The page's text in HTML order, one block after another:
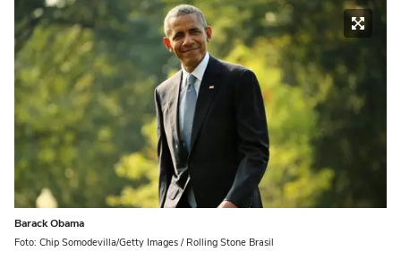
Barack Obama
Foto: Chip Somodevilla/Getty Images / Rolling Stone Brasil